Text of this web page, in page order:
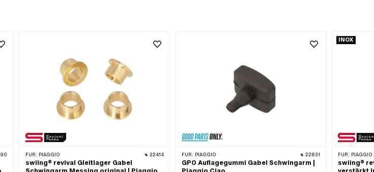
FÜR: PIAGGIO 22414
swiing® revival Gleitlager Gabel
FÜR: PIAGGIO 22831
GPO Auflagegummi Gabel Schwingarm |
INOX
FÜR: PIAGGIO
swiing®